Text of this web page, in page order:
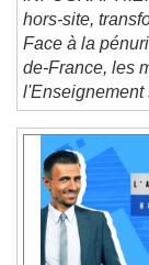
and
Text
Color
Text
Color
hors-site,
Face à la
de-France, les
l'Enseignement